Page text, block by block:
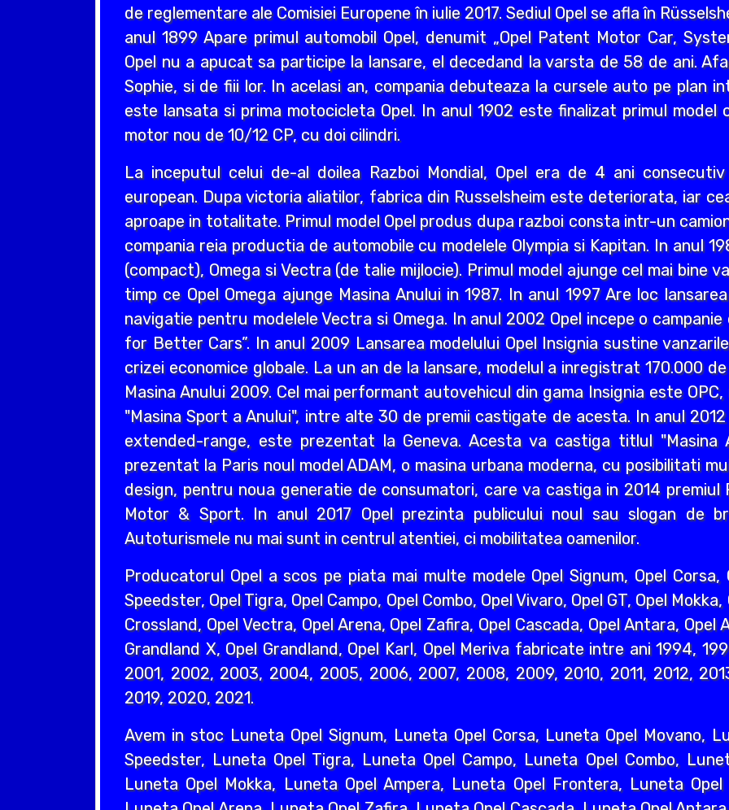
de reglementare ale Comisiei Europene în iulie 2017. Sediul Opel se afla în
anul 1899 Apare primul automobil Opel, denumit „Opel Patent Motor Car,
Opel nu a apucat sa participe la lansare, el decedand la varsta de 58 de ani.
Sophie, si de fiii lor. In acelasi an, compania debuteaza la cursele auto pe plan
este lansata si prima motocicleta Opel. In anul 1902 este finalizat primul
motor nou de 10/12 CP, cu doi cilindri.
La inceputul celui de-al doilea Razboi Mondial, Opel era de 4 ani
european. Dupa victoria aliatilor, fabrica din Russelsheim este deteriorata, iar
aproape in totalitate. Primul model Opel produs dupa razboi consta intr-un
compania reia productia de automobile cu modelele Olympia si Kapitan. In anul
(compact), Omega si Vectra (de talie mijlocie). Primul model ajunge cel mai bine
timp ce Opel Omega ajunge Masina Anului in 1987. In anul 1997 Are loc
navigatie pentru modelele Vectra si Omega. In anul 2002 Opel incepe o campanie
for Better Cars”. In anul 2009 Lansarea modelului Opel Insignia sustine
crizei economice globale. La un an de la lansare, modelul a inregistrat 170.000
Masina Anului 2009. Cel mai performant autovehicul din gama Insignia este
"Masina Sport a Anului", intre alte 30 de premii castigate de acesta. In anul
extended-range, este prezentat la Geneva. Acesta va castiga titlul "Masina
prezentat la Paris noul model ADAM, o masina urbana moderna, cu posibilitati
design, pentru noua generatie de consumatori, care va castiga in 2014 premiul
Motor & Sport. In anul 2017 Opel prezinta publicului noul sau slogan de
Autoturismele nu mai sunt in centrul atentiei, ci mobilitatea oamenilor.
Producatorul Opel a scos pe piata mai multe modele Opel Signum, Opel Corsa,
Speedster, Opel Tigra, Opel Campo, Opel Combo, Opel Vivaro, Opel GT, Opel
Crossland, Opel Vectra, Opel Arena, Opel Zafira, Opel Cascada, Opel Antara, Opel
Grandland X, Opel Grandland, Opel Karl, Opel Meriva fabricate intre ani 1994,
2001, 2002, 2003, 2004, 2005, 2006, 2007, 2008, 2009, 2010, 2011, 2012,
2019, 2020, 2021.
Avem in stoc Luneta Opel Signum, Luneta Opel Corsa, Luneta Opel Movano,
Speedster, Luneta Opel Tigra, Luneta Opel Campo, Luneta Opel Combo,
Luneta Opel Mokka, Luneta Opel Ampera, Luneta Opel Frontera, Luneta